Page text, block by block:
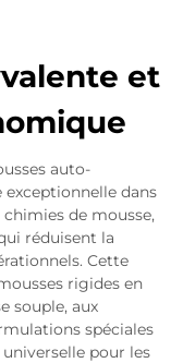
et
auto-
dans
de mousse,
réduisent la
Cette
rigides en
souple, aux
spéciales
pour les